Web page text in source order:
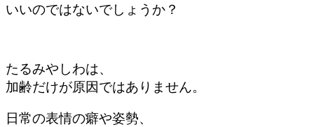
いいのではないでしょうか？
たるみやしわは、
加齢だけが原因ではありません。
日常の表情の癖や姿勢、